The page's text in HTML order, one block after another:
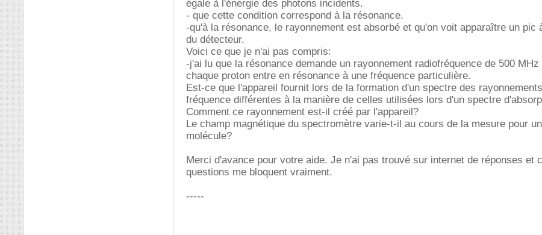
égale à l'énergie des photons incidents.
- que cette condition correspond à la résonance.
-qu'à la résonance, le rayonnement est absorbé et qu'on voit apparaître un pic
du détecteur.
Voici ce que je n'ai pas compris:
-j'ai lu que la résonance demande un rayonnement radiofréquence de 500 MHz
chaque proton entre en résonance à une fréquence particulière.
Est-ce que l'appareil fournit lors de la formation d'un spectre des
fréquence différentes à la manière de celles utilisées lors d'un spectre
Comment ce rayonnement est-il créé par l'appareil?
Le champ magnétique du spectromètre varie-t-il au cours de la mesure pour
molécule?
Merci d'avance pour votre aide. Je n'ai pas trouvé sur internet de réponses et
questions me bloquent vraiment.
-----